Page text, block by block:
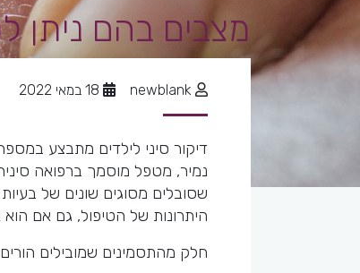
מצבים בהם ניתן
דיקור סיני לילדים מתבצע
נמיר, מטפל מוסמך ברפואה
שסובלים מסוגים שונים של בעיות
היתרונות של הטיפול, גם אם
חלק מהתסמינים שמובילים